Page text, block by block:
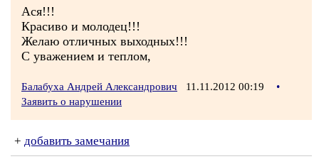
Ася!!!
Красиво и молодец!!!
Желаю отличных выходных!!!
С уважением и теплом,
Балабуха Андрей Александрович 11.11.2012 00:19
•
Заявить о нарушении
+ добавить замечания